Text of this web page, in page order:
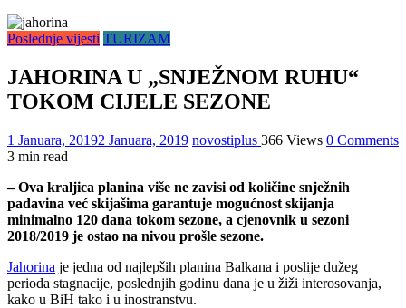
Poslednje vijesti TURIZAM
JAHORINA U „SNJEŽNOM RUHU“
TOKOM CIJELE SEZONE
1 Januara, 20192 Januara, 2019 novostiplus 366 Views 0 Comments
3 min read
– Ova kraljica planina više ne zavisi od količine snježnih
padavina već skijašima garantuje mogućnost skijanja
minimalno 120 dana tokom sezone, a cjenovnik u sezoni
2018/2019 je ostao na nivou prošle sezone.
Jahorina je jedna od najlepših planina Balkana i poslije dužeg
perioda stagnacije, poslednjih godinu dana je u žiži interosovanja,
kako u BiH tako i u inostranstvu.